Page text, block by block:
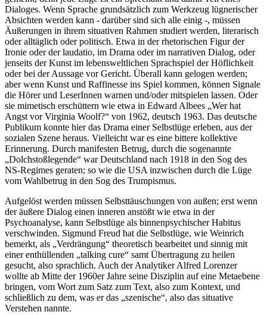
Dialoges. Wenn Sprache grundsätzlich zum Werkzeug lügnerischer
Absichten werden kann - darüber sind sich alle einig -, müssen
Äußerungen in ihrem situativen Rahmen studiert werden, literarisch
oder alltäglich oder politisch. Etwa in der rhetorischen Figur der
Ironie oder der laudatio, im Drama oder im narrativen Dialog, oder
jenseits der Kunst im lebensweltlichen Sprachspiel der Höflichkeit
oder bei der Aussage vor Gericht. Überall kann gelogen werden;
aber wenn Kunst und Raffinesse ins Spiel kommen, können Signale
die Hörer und LeserInnen warnen und/oder mitspielen lassen. Oder
sie mimetisch erschüttern wie etwa in Edward Albees „Wer hat
Angst vor Virginia Woolf?“ von 1962, deutsch 1963. Das deutsche
Publikum konnte hier das Drama einer Selbstlüge erleben, aus der
sozialen Szene heraus. Vielleicht war es eine bittere kollektive
Erinnerung. Durch manifesten Betrug, durch die sogenannte
„Dolchstoßlegende“ war Deutschland nach 1918 in den Sog des
NS-Regimes geraten; so wie die USA inzwischen durch die Lüge
vom Wahlbetrug in den Sog des Trumpismus.
Aufgelöst werden müssen Selbsttäuschungen von außen; erst wenn
der äußere Dialog einen inneren anstößt wie etwa in der
Psychoanalyse, kann Selbstlüge als binnenpsychischer Habitus
verschwinden. Sigmund Freud hat die Selbstlüge, wie Weinrich
bemerkt, als „Verdrängung“ theoretisch bearbeitet und sinnig mit
einer enthüllenden „talking cure“ samt Übertragung zu heilen
gesucht, also sprachlich. Auch der Analytiker Alfred Lorenzer
wollte ab Mitte der 1960er Jahre seine Disziplin auf eine Metaebene
bringen, vom Wort zum Satz zum Text, also zum Kontext, und
schließlich zu dem, was er das „szenische“, also das situative
Verstehen nannte.